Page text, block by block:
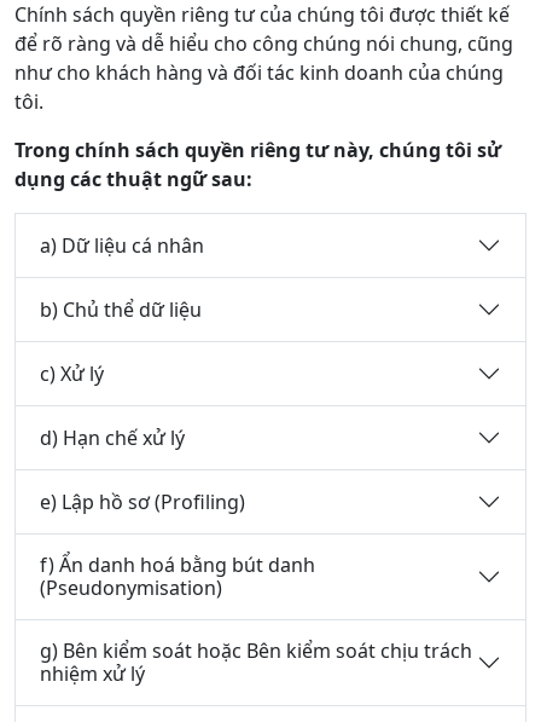
Chính sách quyền riêng tư của chúng tôi được thiết kế
để rõ ràng và dễ hiểu cho công chúng nói chung, cũng
như cho khách hàng và đối tác kinh doanh của chúng
tôi.
Trong chính sách quyền riêng tư này, chúng tôi sử
dụng các thuật ngữ sau:
a) Dữ liệu cá nhân
b) Chủ thể dữ liệu
c) Xử lý
d) Hạn chế xử lý
e) Lập hồ sơ (Profiling)
f) Ẩn danh hoá bằng bút danh
(Pseudonymisation)
g) Bên kiểm soát hoặc Bên kiểm soát chịu trách
nhiệm xử lý